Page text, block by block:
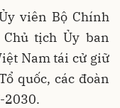
viên Bộ Chính
tịch Ủy ban
Nam tái cử giữ
quốc, các đoàn
2030.